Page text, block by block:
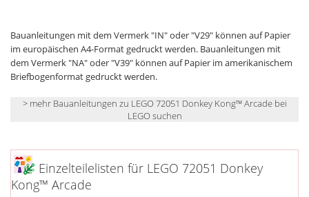
Bauanleitungen mit dem Vermerk "IN" oder "V29" können auf Papier
im europäischen A4-Format gedruckt werden. Bauanleitungen mit
dem Vermerk "NA" oder "V39" können auf Papier im amerikanischem
Briefbogenformat gedruckt werden.
> mehr Bauanleitungen zu LEGO 72051 Donkey Kong™ Arcade bei
LEGO suchen
Einzelteilelisten für LEGO 72051 Donkey
Kong™ Arcade